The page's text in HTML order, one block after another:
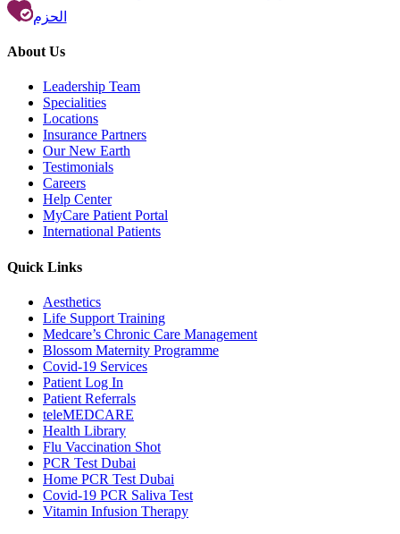
الحزم
About Us
Leadership Team
Specialities
Locations
Insurance Partners
Our New Earth
Testimonials
Careers
Help Center
MyCare Patient Portal
International Patients
Quick Links
Aesthetics
Life Support Training
Medcare’s Chronic Care Management
Blossom Maternity Programme
Covid-19 Services
Patient Log In
Patient Referrals
teleMEDCARE
Health Library
Flu Vaccination Shot
PCR Test Dubai
Home PCR Test Dubai
Covid-19 PCR Saliva Test
Vitamin Infusion Therapy